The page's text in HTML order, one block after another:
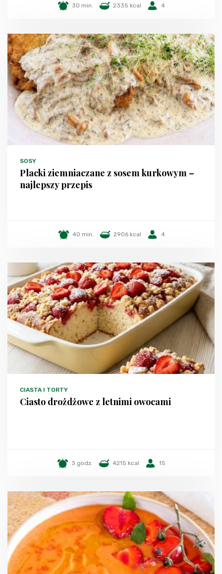
30 min. 2335 kcal 4
SOSY
Placki ziemniaczane z sosem kurkowym –
najlepszy przepis
40 min. 2906 kcal 4
CIASTA I TORTY
Ciasto drożdżowe z letnimi owocami
3 godz. 4215 kcal 15